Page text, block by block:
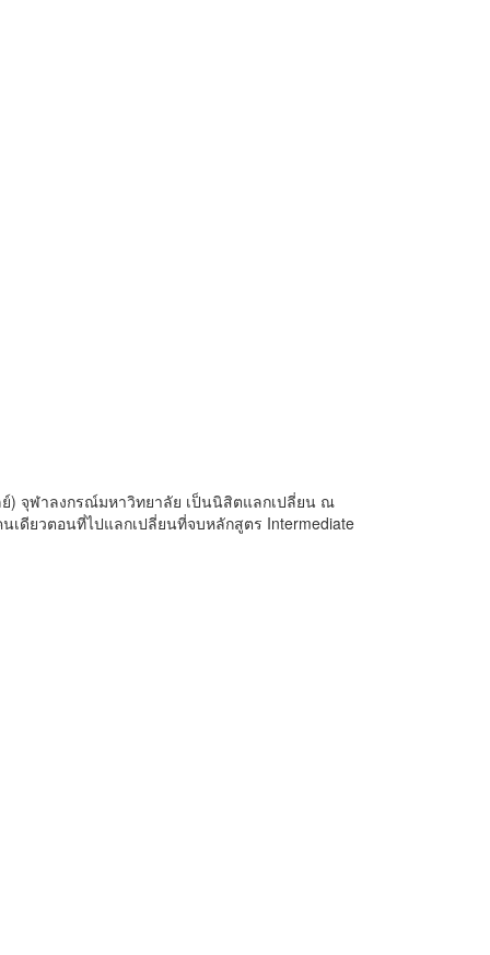
) จุฬาลงกรณ์มหาวิทยาลัย เป็นนิสิตแลกเปลี่ยน ณ
เดียวตอนที่ไปแลกเปลี่ยนที่จบหลักสูตร Intermediate